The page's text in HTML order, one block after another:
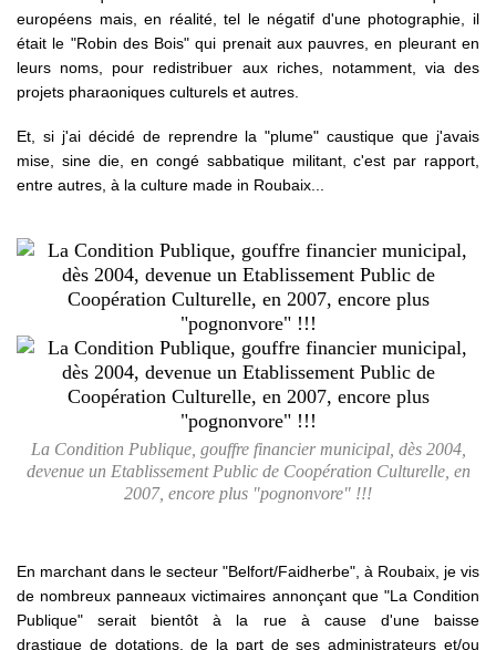
européens mais, en réalité, tel le négatif d'une photographie, il
était le "Robin des Bois" qui prenait aux pauvres, en pleurant en
leurs noms, pour redistribuer aux riches, notamment, via des
projets pharaoniques culturels et autres.
Et, si j'ai décidé de reprendre la "plume" caustique que j'avais
mise, sine die, en congé sabbatique militant, c'est par rapport,
entre autres, à la culture made in Roubaix...
La Condition Publique, gouffre financier municipal, dès 2004,
devenue un Etablissement Public de Coopération Culturelle, en
2007, encore plus "pognonvore" !!!
En marchant dans le secteur "Belfort/Faidherbe", à Roubaix, je vis
de nombreux panneaux victimaires annonçant que "La Condition
Publique" serait bientôt à la rue à cause d'une baisse
drastique de dotations, de la part de ses administrateurs et/ou